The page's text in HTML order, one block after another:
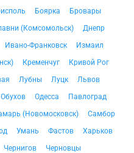
Боярка
Бровары
(Комсомольск)
Днепр
Ивано-Франковск
Измаил
Кременчуг
Кривой Рог
Лубны Луцк
Львов
Обухов Одесса
Павлоград
(Новомосковск)
Самбор
Умань Фастов
Харьков
Чернигов
Черновцы